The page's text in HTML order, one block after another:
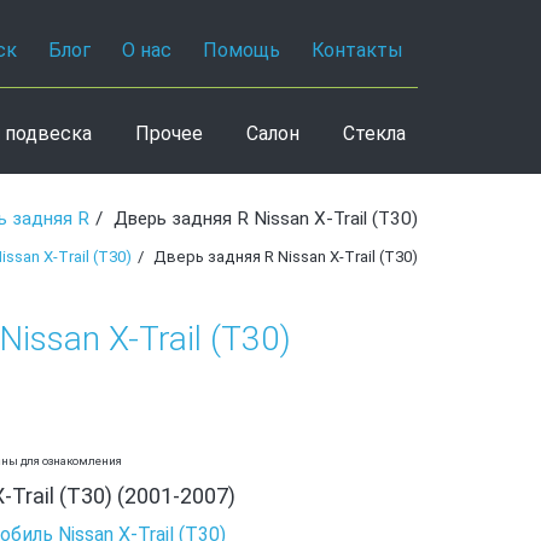
Блог О нас Помощь Контакты
Прочее Салон Стекла
задняя R Дверь задняя R Nissan X-Trail (T30)
X-Trail (T30) Дверь задняя R Nissan X-Trail (T30)
X-Trail (T30)
для ознакомления
(T30) (2001-2007)
Nissan X-Trail (T30)